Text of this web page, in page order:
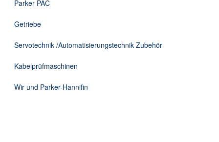
Parker PAC
Getriebe
Servotechnik /Automatisierungstechnik Zubehör
Kabelprüfmaschinen
Wir und Parker-Hannifin